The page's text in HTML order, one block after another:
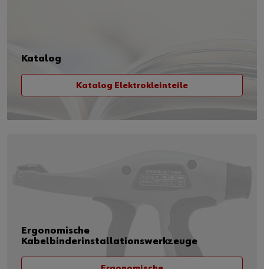
Katalog
Katalog Elektrokleinteile
Ergonomische
Kabelbinderinstallationswerkzeuge